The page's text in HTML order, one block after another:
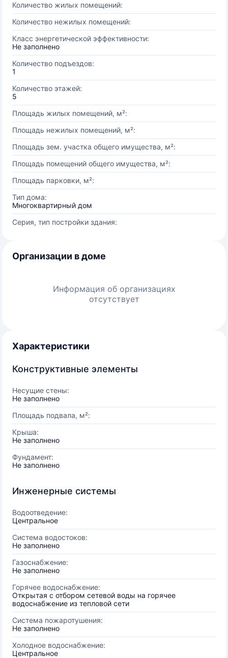
Количество жилых помещений:
Количество нежилых помещений:
Класс энергетической эффективности:
Не заполнено
Количество подъездов:
1
Количество этажей:
5
Площадь жилых помещений, м²:
Площадь нежилых помещений, м²:
Площадь зем. участка общего имущества, м²:
Площадь помещений общего имущества, м²:
Площадь парковки, м²:
Тип дома:
Многоквартирный дом
Серия, тип постройки здания:
Организации в доме
Информация об организациях
отсутствует
Характеристики
Конструктивные элементы
Несущие стены:
Не заполнено
Площадь подвала, м²:
Крыша:
Не заполнено
Фундамент:
Не заполнено
Инженерные системы
Водоотведение:
Центральное
Система водостоков:
Не заполнено
Газоснабжение:
Не заполнено
Горячее водоснабжение:
Открытая с отбором сетевой воды на горячее
водоснабжение из тепловой сети
Система пожаротушения:
Не заполнено
Холодное водоснабжение:
Центральное